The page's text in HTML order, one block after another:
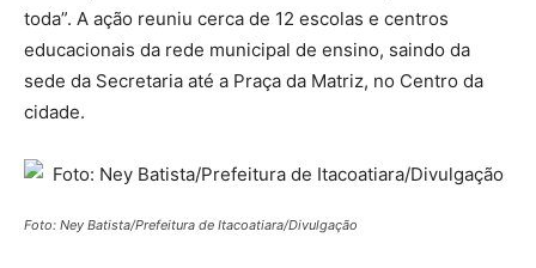
toda”. A ação reuniu cerca de 12 escolas e centros
educacionais da rede municipal de ensino, saindo da
sede da Secretaria até a Praça da Matriz, no Centro da
cidade.
Foto: Ney Batista/Prefeitura de Itacoatiara/Divulgação